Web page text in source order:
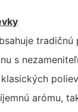
tradičnú
s
arómu,